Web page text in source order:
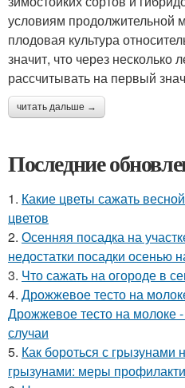
условиям продолжительной
плодовая культура
значит, что через несколько
рассчитывать на первый
читать дальше →
Последние
1. Какие цветы сажать
цветов
2. Осенняя посадка на
недостатки посадки осенью
3. Что сажать на огороде в
4. Дрожжевое тесто на
Дрожжевое тесто на молоке
случаи
5. Как бороться с грызунами
грызунами: меры